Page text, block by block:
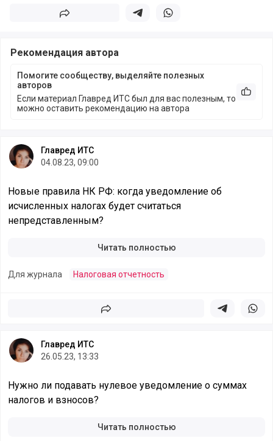
Поделиться Поделиться в телеграм
Поделиться в whatsapp
Рекомендация автора
Помогите сообществу, выделяйте полезных
авторов
Если материал Главред ИТС был для вас полезным, то
можно оставить рекомендацию на автора
Главред ИТС
04.08.23, 09:00
Новые правила НК РФ: когда уведомление об
исчисленных налогах будет считаться
непредставленным?
Читать полностью
Для журнала Налоговая отчетность
Поделиться Поделиться в
Главред ИТС
26.05.23, 13:33
Нужно ли подавать нулевое уведомление о суммах
налогов и взносов?
Читать полностью